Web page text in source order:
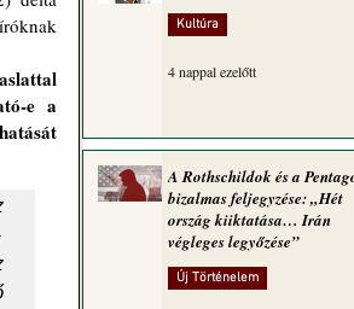
e a
Kultúra
4 nappal ezelőtt
A Rothschildok és a
bizalmas feljegyzése: „Hét
ország kiiktatása… Irán
végleges legyőzése”
Új Történelem